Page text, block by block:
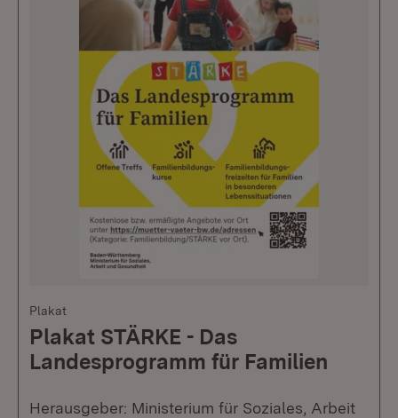
Plakat
Plakat STÄRKE - Das
Landesprogramm für Familien
Herausgeber: Ministerium für Soziales, Arbeit